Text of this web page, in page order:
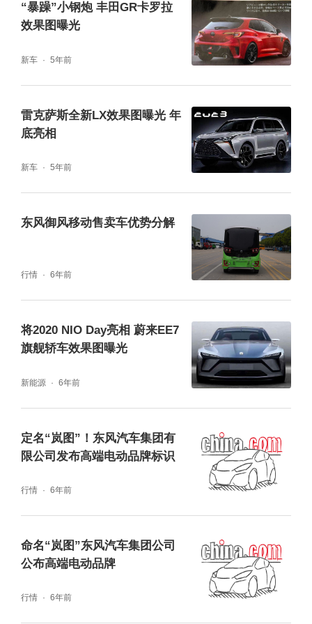
“暴躁”小钢炮 丰田GR卡罗拉
效果图曝光
新车 5年前
雷克萨斯全新LX效果图曝光 年
底亮相
新车 5年前
东风御风移动售卖车优势分解
行情 6年前
将2020 NIO Day亮相 蔚来EE7
旗舰轿车效果图曝光
新能源 6年前
定名“岚图”！东风汽车集团有
限公司发布高端电动品牌标识
行情 6年前
命名“岚图”东风汽车集团公司
公布高端电动品牌
行情 6年前